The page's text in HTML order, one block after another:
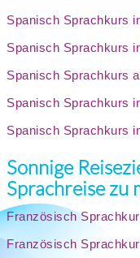
Spanisch Sprachkurs
Spanisch Sprachkurs
Spanisch Sprachkurs
Spanisch Sprachkurs
Spanisch Sprachkurs
Sonnige
Sprachreise zu
Französisch
Französisch